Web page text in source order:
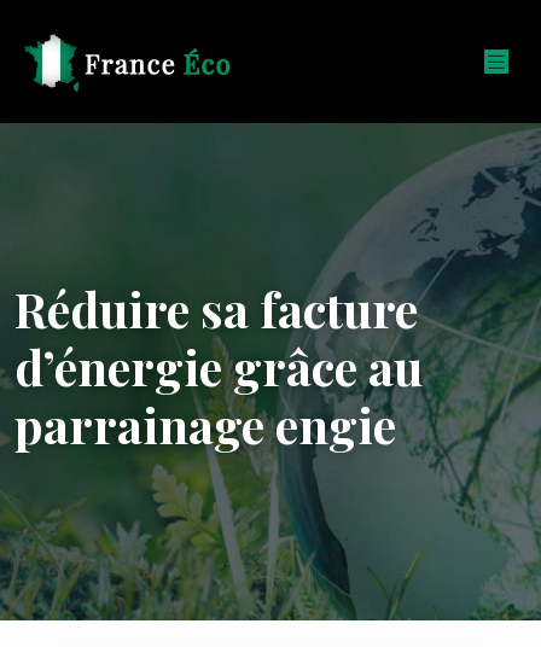
Réduire sa facture
d’énergie grâce au
parrainage engie